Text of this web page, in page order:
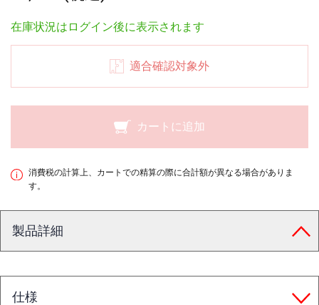
在庫状況はログイン後に表示されます
適合確認対象外
カートに追加
消費税の計算上、カートでの精算の際に合計額が異なる場合がありま
す。
製品詳細
仕様